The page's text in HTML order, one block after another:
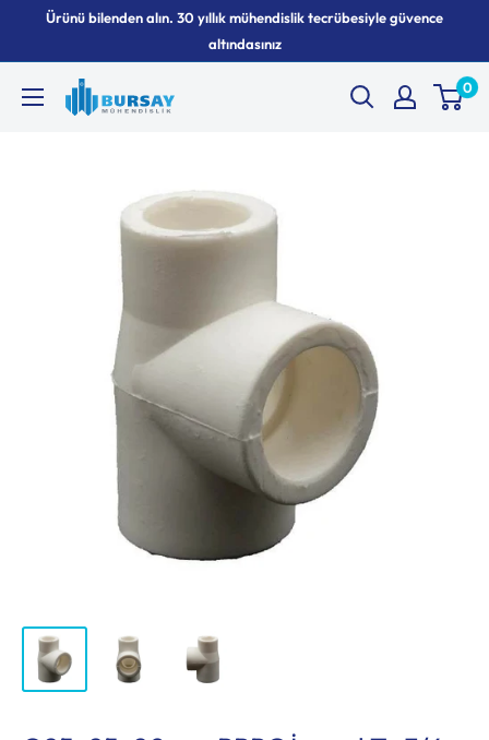
Ürünü bilenden alın. 30 yıllık mühendislik tecrübesiyle güvence
altındasınız
Bursay 0